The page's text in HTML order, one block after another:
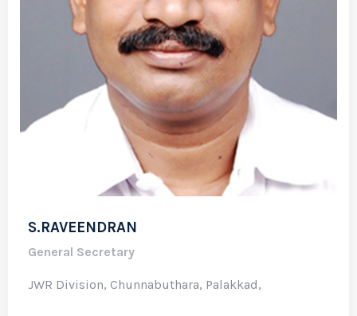
S.RAVEENDRAN
General Secretary
JWR Division, Chunnabuthara, Palakkad,